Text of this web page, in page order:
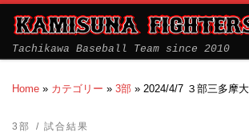
Tachikawa Baseball Team since 2010
Home » カテゴリー » 3部 » 2024/4/7 ３部三多摩
3部 試合結果